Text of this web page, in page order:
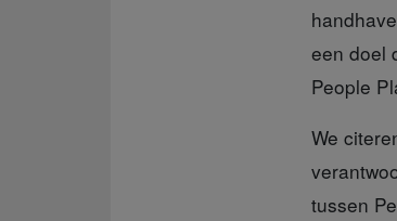
een doel
People
We
tussen